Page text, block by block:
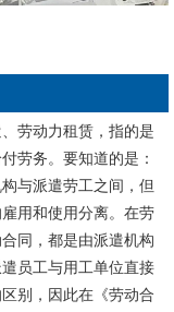
劳动力租赁，指的是
劳务。要知道的是：
与派遣劳工之间，但
用和使用分离。在劳
同，都是由派遣机构
员工与用工单位直接
别，因此在《劳动合